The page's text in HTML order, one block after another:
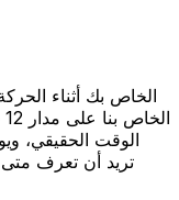
الوقت الحقيقي،
تريد أن تعرف